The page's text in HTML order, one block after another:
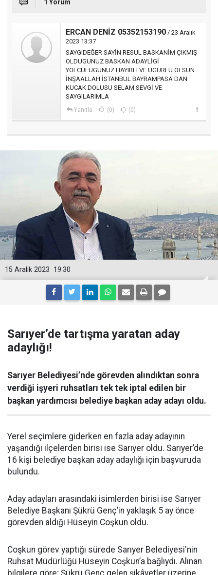
1 Yorum
ERCAN DENİZ 05352153190 / 23 Aralık
2023 13:37
SAYGIDEĞER SAYİN RESUL BASKANİM ÇIKMIŞ
OLDUGUNUZ BASKAN ADAYLİGİ
YOLCULUGUNUZ HAYIRLI VE UGURLU OLSUN
İNŞAALLAH İSTANBUL BAYRAMPASA DAN
KUCAK DOLUSU SELAM SEVGİ VE
SAYGILARIMLA
Yanıtla (0) (0)
19:30
15 Aralık 2023
Sarıyer’de tartışma yaratan aday
adaylığı!
Sarıyer Belediyesi’nde görevden alındıktan sonra
verdiği işyeri ruhsatları tek tek iptal edilen bir
başkan yardımcısı belediye başkan aday adayı oldu.
Yerel seçimlere giderken en fazla aday adayının
yaşandığı ilçelerden birisi ise Sarıyer oldu. Sarıyer’de
16 kişi belediye başkan aday adaylığı için başvuruda
bulundu.
Aday adayları arasındaki isimlerden birisi ise Sarıyer
Belediye Başkanı Şükrü Genç’in yaklaşık 5 ay önce
görevden aldığı Hüseyin Coşkun oldu.
Coşkun görev yaptığı sürede Sarıyer Belediyesi'nin
Ruhsat Müdürlüğü Hüseyin Coşkun’a bağlıydı. Alınan
bilgilere göre; Şükrü Genç gelen şikâyetler üzerine